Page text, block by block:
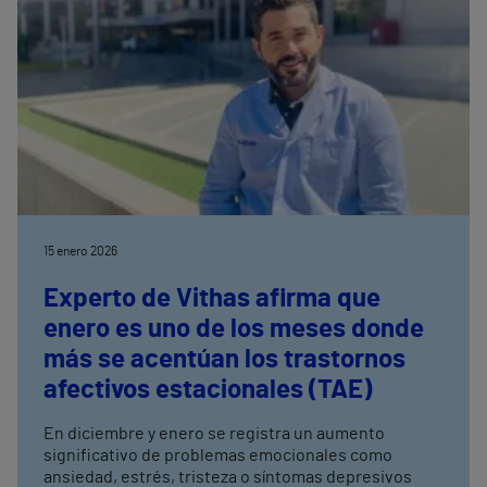
15 enero 2026
Experto de Vithas afirma que
enero es uno de los meses donde
más se acentúan los trastornos
afectivos estacionales (TAE)
En diciembre y enero se registra un aumento
significativo de problemas emocionales como
ansiedad, estrés, tristeza o síntomas depresivos